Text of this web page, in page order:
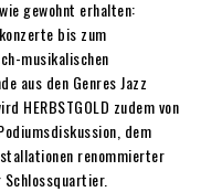
gewohnt erhalten:
bis zum
musikalischen
aus den Genres Jazz
HERBSTGOLD zudem von
dem
renommierter